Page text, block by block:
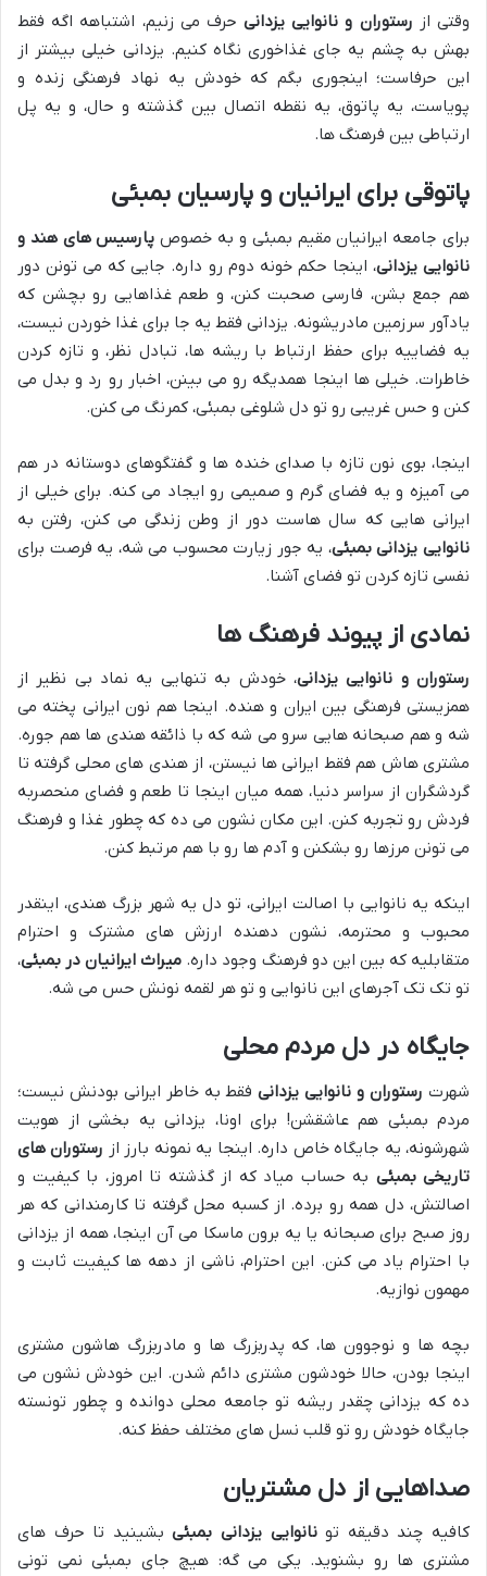
وقتی از رستوران و نانوایی یزدانیحرف می زنیم، اشتباهه اگه فقط
بهش به چشم یه جای غذاخوری نگاه کنیم. یزدانی خیلی بیشتر از
این حرفاست؛ اینجوری بگم که خودش یه نهاد فرهنگی زنده و
پویاست، یه پاتوق، یه نقطه اتصال بین گذشته و حال، و یه پل
ارتباطی بین فرهنگ ها.
پاتوقی برای ایرانیان و پارسیان بمبئی
برای جامعه ایرانیان مقیم بمبئی و به خصوص پارسیس های هند و
نانوایی یزدانی، اینجا حکم خونه دوم رو داره. جایی که می تونن دور
هم جمع بشن، فارسی صحبت کنن، و طعم غذاهایی رو بچشن که
یادآور سرزمین مادریشونه. یزدانی فقط یه جا برای غذا خوردن نیست،
یه فضاییه برای حفظ ارتباط با ریشه ها، تبادل نظر، و تازه کردن
خاطرات. خیلی ها اینجا همدیگه رو می بینن، اخبار رو رد و بدل می
کنن و حس غریبی رو تو دل شلوغی بمبئی، کمرنگ می کنن.
اینجا، بوی نون تازه با صدای خنده ها و گفتگوهای دوستانه در هم
می آمیزه و یه فضای گرم و صمیمی رو ایجاد می کنه. برای خیلی از
ایرانی هایی که سال هاست دور از وطن زندگی می کنن، رفتن به
نانوایی یزدانی بمبئی، یه جور زیارت محسوب می شه، یه فرصت برای
نفسی تازه کردن تو فضای آشنا.
نمادی از پیوند فرهنگ ها
رستوران و نانوایی یزدانی، خودش به تنهایی یه نماد بی نظیر از
همزیستی فرهنگی بین ایران و هنده. اینجا هم نون ایرانی پخته می
شه و هم صبحانه هایی سرو می شه که با ذائقه هندی ها هم جوره.
مشتری هاش هم فقط ایرانی ها نیستن، از هندی های محلی گرفته تا
گردشگران از سراسر دنیا، همه میان اینجا تا طعم و فضای منحصربه
فردش رو تجربه کنن. این مکان نشون می ده که چطور غذا و فرهنگ
می تونن مرزها رو بشکنن و آدم ها رو با هم مرتبط کنن.
اینکه یه نانوایی با اصالت ایرانی، تو دل یه شهر بزرگ هندی، اینقدر
محبوب و محترمه، نشون دهنده ارزش های مشترک و احترام
متقابلیه که بین این دو فرهنگ وجود داره. میراث ایرانیان در بمبئی،
تو تک تک آجرهای این نانوایی و تو هر لقمه نونش حس می شه.
جایگاه در دل مردم محلی
شهرت رستوران و نانوایی یزدانیفقط به خاطر ایرانی بودنش نیست؛
مردم بمبئی هم عاشقشن! برای اونا، یزدانی یه بخشی از هویت
شهرشونه، یه جایگاه خاص داره. اینجا یه نمونه بارز از رستوران های
تاریخی بمبئی به حساب میاد که از گذشته تا امروز، با کیفیت و
اصالتش، دل همه رو برده. از کسبه محل گرفته تا کارمندانی که هر
روز صبح برای صبحانه یا یه برون ماسکا می آن اینجا، همه از یزدانی
با احترام یاد می کنن. این احترام، ناشی از دهه ها کیفیت ثابت و
مهمون نوازیه.
بچه ها و نوجوون ها، که پدربزرگ ها و مادربزرگ هاشون مشتری
اینجا بودن، حالا خودشون مشتری دائم شدن. این خودش نشون می
ده که یزدانی چقدر ریشه تو جامعه محلی دوانده و چطور تونسته
جایگاه خودش رو تو قلب نسل های مختلف حفظ کنه.
صداهایی از دل مشتریان
کافیه چند دقیقه تونانوایی یزدانی بمبئیبشینید تا حرف های
مشتری ها رو بشنوید. یکی می گه: هیچ جای بمبئی نمی تونی